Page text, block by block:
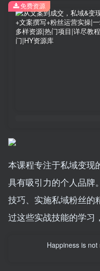
免费资源
本课程专注于私域变现
具有吸引力的个人品牌
技巧、实施私域粉丝的
过这些实战技能的学习
Happiness is